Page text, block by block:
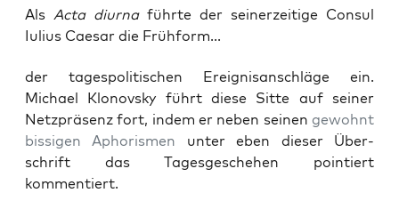
Als Acta diurnaführte der seinerzeitige Consul
Iulius Caesar die Frühform...
der tages­po­li­ti­schen Ereig­nis­an­schlä­ge ein.
Micha­el Klo­novs­ky führt die­se Sit­te auf sei­ner
Netz­prä­senz fort, indem er neben sei­nen gewohnt
bis­si­gen Apho­ris­men unter eben die­ser Über­
schrift das Tages­ge­sche­hen poin­tiert
kommentiert.